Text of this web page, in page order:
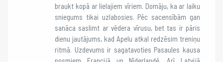
braukt kopā ar lielajiem vīriem. Domāju, ka ar laiku
sniegums tikai uzlabosies. Pēc sacensībām gan
sanāca saslimt ar vēdera vīrusu, bet tas ir pāris
dienu jautājums, kad Apelu atkal redzēsim treniņu
ritmā. Uzdevums ir sagatavoties Pasaules kausa